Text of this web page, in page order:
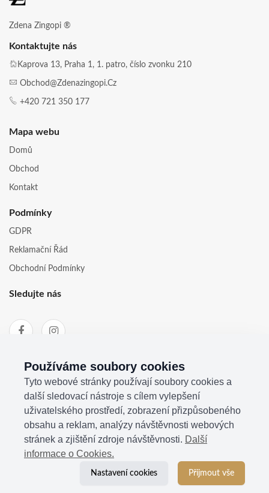
Zdena Zingopi ®
Kontaktujte nás
Kaprova 13, Praha 1, 1. patro, číslo zvonku 210
Obchod@zdenazingopi.cz
+420 721 350 177
Mapa webu
Domů
Obchod
Kontakt
Podmínky
GDPR
Reklamační Řád
Obchodní Podmínky
Sledujte nás
| Všechna práva vyhrazena
Používáme soubory cookies
Tyto webové stránky používají soubory cookies a
další sledovací nástroje s cílem vylepšení
uživatelského prostředí, zobrazení přizpůsobeného
obsahu a reklam, analýzy návštěvnosti webových
stránek a zjištění zdroje návštěvnosti. Další
informace o Cookies.
Nastavení cookies Přijmout vše